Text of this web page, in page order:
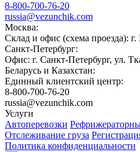
8-800-700-76-20
russia@vezunchik.com
Москва:
Склад и офис (схема проезда):
Санкт-Петербург:
Офис: г. Санкт-Петербург, ул.
Беларусь и Казахстан:
Единный клиентский центр:
8-800-700-76-20
russia@vezunchik.com
Услуги
Автоперевозки
Отслеживание груза
Политика конфиденциальности